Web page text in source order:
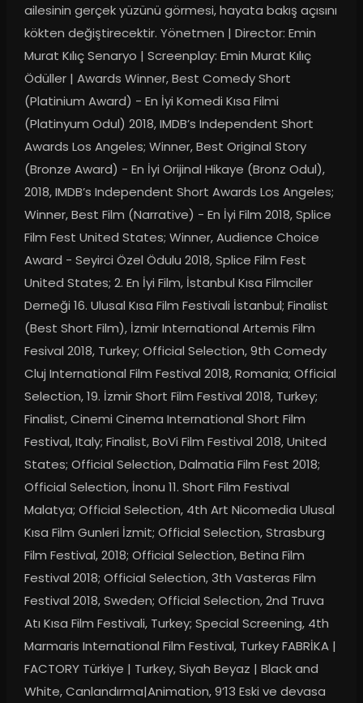
ailesinin gerçek yüzünü görmesi, hayata bakış açısını
kökten değiştirecektir. Yönetmen | Director: Emin
Murat Kılıç Senaryo | Screenplay: Emin Murat Kılıç
Ödüller | Awards Winner, Best Comedy Short
(Platinium Award) - En İyi Komedi Kısa Filmi
(Platinyum Odul) 2018, IMDB’s Independent Short
Awards Los Angeles; Winner, Best Original Story
(Bronze Award) - En İyi Orijinal Hikaye (Bronz Odul),
2018, IMDB’s Independent Short Awards Los Angeles;
Winner, Best Film (Narrative) - En İyi Film 2018, Splice
Film Fest United States; Winner, Audience Choice
Award - Seyirci Özel Ödulu 2018, Splice Film Fest
United States; 2. En İyi Film, İstanbul Kısa Filmciler
Derneği 16. Ulusal Kısa Film Festivali İstanbul; Finalist
(Best Short Film), İzmir International Artemis Film
Fesival 2018, Turkey; Official Selection, 9th Comedy
Cluj International Film Festival 2018, Romania; Official
Selection, 19. İzmir Short Film Festival 2018, Turkey;
Finalist, Cinemi Cinema International Short Film
Festival, Italy; Finalist, BoVi Film Festival 2018, United
States; Official Selection, Dalmatia Film Fest 2018;
Official Selection, İnonu 11. Short Film Festival
Malatya; Official Selection, 4th Art Nicomedia Ulusal
Kısa Film Gunleri İzmit; Official Selection, Strasburg
Film Festival, 2018; Official Selection, Betina Film
Festival 2018; Official Selection, 3th Vasteras Film
Festival 2018, Sweden; Official Selection, 2nd Truva
Atı Kısa Film Festivali, Turkey; Special Screening, 4th
Marmaris International Film Festival, Turkey FABRİKA |
FACTORY Türkiye | Turkey, Siyah Beyaz | Black and
White, Canlandırma|Animation, 9’13 Eski ve devasa